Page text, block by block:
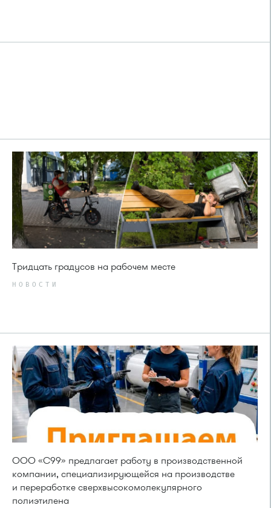
Тридцать градусов на рабочем месте
НОВОСТИ
ООО «С99» предлагает работу в производственной
компании, специализирующейся на производстве
и переработке сверхвысокомолекулярного
полиэтилена